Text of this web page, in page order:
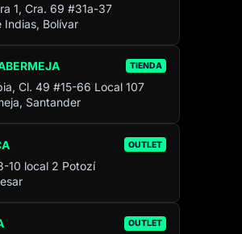
1, Cra. 69 #31a-37
Indias, Bolívar
TIENDA
Cl. 49 #15-66 Local 107
Santander
OUTLET
10 local 2 Potozí
OUTLET